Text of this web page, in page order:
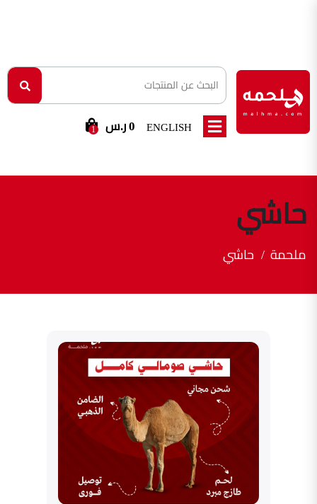
ENGLISH 0 ر.س 1
حاشي
ملحمة حاشي